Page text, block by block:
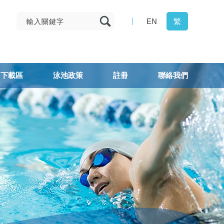
EN 繁
下載區 泳池政策 註冊 聯絡我們